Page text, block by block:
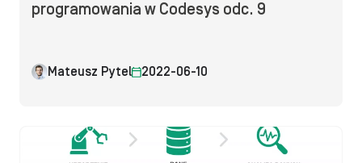
programowania w Codesys odc. 9
Mateusz Pytel 2022-06-10